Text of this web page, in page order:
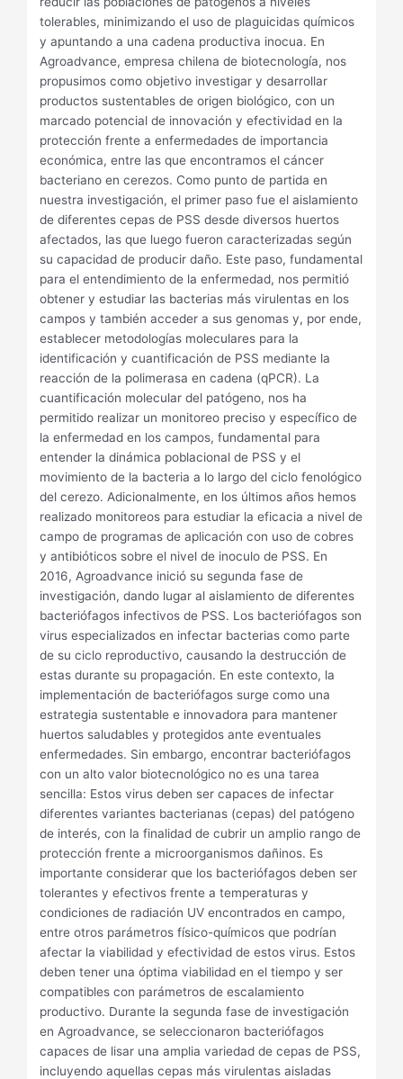
tolerables, minimizando el uso de plaguicidas químicos
y apuntando a una cadena productiva inocua. En
Agroadvance, empresa chilena de biotecnología, nos
propusimos como objetivo investigar y desarrollar
productos sustentables de origen biológico, con un
marcado potencial de innovación y efectividad en la
protección frente a enfermedades de importancia
económica, entre las que encontramos el cáncer
bacteriano en cerezos. Como punto de partida en
nuestra investigación, el primer paso fue el aislamiento
de diferentes cepas de PSS desde diversos huertos
afectados, las que luego fueron caracterizadas según
su capacidad de producir daño. Este paso, fundamental
para el entendimiento de la enfermedad, nos permitió
obtener y estudiar las bacterias más virulentas en los
campos y también acceder a sus genomas y, por ende,
establecer metodologías moleculares para la
identificación y cuantificación de PSS mediante la
reacción de la polimerasa en cadena (qPCR). La
cuantificación molecular del patógeno, nos ha
permitido realizar un monitoreo preciso y específico de
la enfermedad en los campos, fundamental para
entender la dinámica poblacional de PSS y el
movimiento de la bacteria a lo largo del ciclo fenológico
del cerezo. Adicionalmente, en los últimos años hemos
realizado monitoreos para estudiar la eficacia a nivel de
campo de programas de aplicación con uso de cobres
y antibióticos sobre el nivel de inoculo de PSS. En
2016, Agroadvance inició su segunda fase de
investigación, dando lugar al aislamiento de diferentes
bacteriófagos infectivos de PSS. Los bacteriófagos son
virus especializados en infectar bacterias como parte
de su ciclo reproductivo, causando la destrucción de
estas durante su propagación. En este contexto, la
implementación de bacteriófagos surge como una
estrategia sustentable e innovadora para mantener
huertos saludables y protegidos ante eventuales
enfermedades. Sin embargo, encontrar bacteriófagos
con un alto valor biotecnológico no es una tarea
sencilla: Estos virus deben ser capaces de infectar
diferentes variantes bacterianas (cepas) del patógeno
de interés, con la finalidad de cubrir un amplio rango de
protección frente a microorganismos dañinos. Es
importante considerar que los bacteriófagos deben ser
tolerantes y efectivos frente a temperaturas y
condiciones de radiación UV encontrados en campo,
entre otros parámetros físico-químicos que podrían
afectar la viabilidad y efectividad de estos virus. Estos
deben tener una óptima viabilidad en el tiempo y ser
compatibles con parámetros de escalamiento
productivo. Durante la segunda fase de investigación
en Agroadvance, se seleccionaron bacteriófagos
capaces de lisar una amplia variedad de cepas de PSS,
incluyendo aquellas cepas más virulentas aisladas